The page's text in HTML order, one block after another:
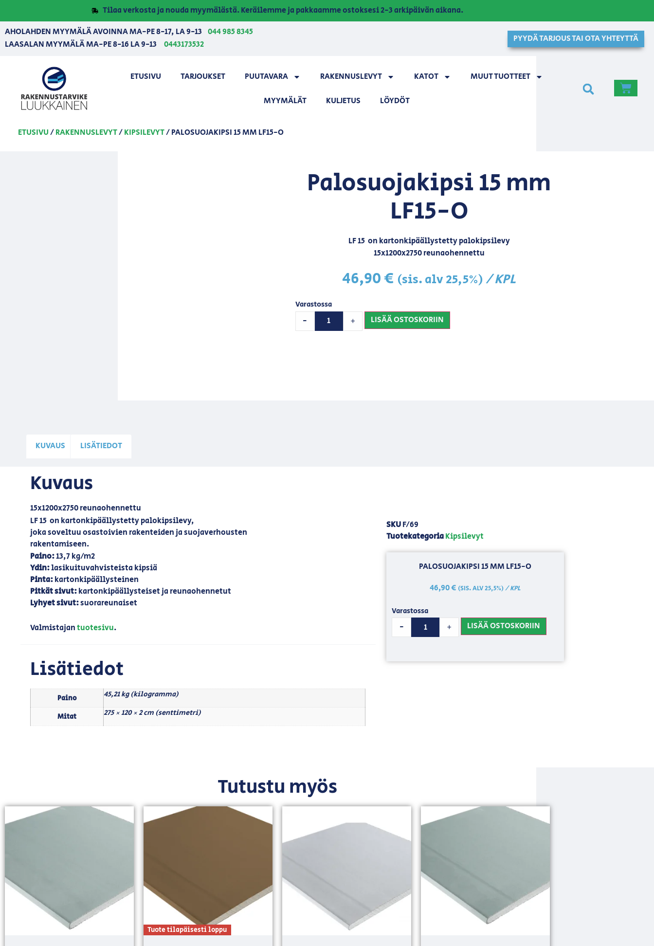
Tilaa verkosta ja nouda myymälästä. Keräilemme ja pakkaamme ostoksesi 2-3 arkipäivän aikana.
AHOLAHDEN MYYMÄLÄ AVOINNA MA-PE 8-17, LA 9-13 044 985 8345
LAASALAN MYYMÄLÄ MA-PE 8-16 LA 9-13
0443173532
PYYDÄ TARJOUS TAI OTA YHTEYTTÄ
ETUSIVU TARJOUKSET PUUTAVARA RAKENNUSLEVYT KATOT MUUT TUOTTEET
MYYMÄLÄT KULJETUS LÖYDÖT
ETUSIVU/RAKENNUSLEVYT/KIPSILEVYT/ PALOSUOJAKIPSI 15 MM LF15-O
Palosuojakipsi 15 mm
LF15-O
LF 15 on kartonkipäällystetty palokipsilevy
15x1200x2750 reunaohennettu
46,90€ (sis. alv 25,5%)/ KPL
Varastossa
- + LISÄÄ OSTOSKORIIN
KUVAUS LISÄTIEDOT
Kuvaus
15x1200x2750 reunaohennettu
LF 15 on kartonkipäällystetty palokipsilevy,
joka soveltuu osastoivien rakenteiden ja suojaverhousten
rakentamiseen.
Paino:13,7 kg/m2
Ydin:lasikuituvahvisteista kipsiä
Pinta:kartonkipäällysteinen
Pitkät sivut:kartonkipäällysteiset ja reunaohennetut
Lyhyet sivut:suorareunaiset
Valmistajantuotesivu.
Lisätiedot
Paino 45,21 kg (kilogramma)
Mitat 275 × 120 × 2 cm (senttimetri)
SKUF/69
TuotekategoriaKipsilevyt
PALOSUOJAKIPSI 15 MM LF15-O
46,90€ (SIS. ALV 25,5%)/ KPL
Varastossa
- + LISÄÄ OSTOSKORIIN
Tutustu myös
Tuote tilapäisesti loppu